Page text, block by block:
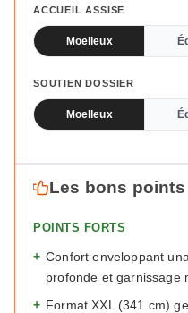
ACCUEIL ASSISE
Moelleux
SOUTIEN DOSSIER
Moelleux
Les bons
POINTS FORTS
+ Confort enveloppant
profonde et garnissage
+ Format XXL (341 cm)